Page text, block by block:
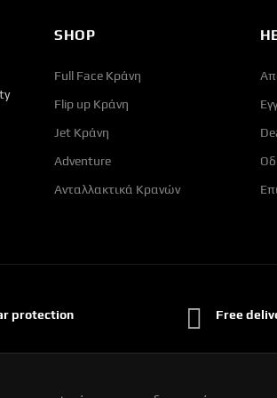
SHOP
Full Face Κράνη
Flip up Κράνη
Jet Κράνη
Adventure
Ανταλλακτικά Κρανών
protection Free